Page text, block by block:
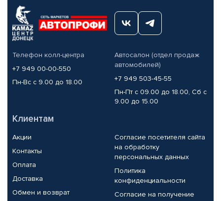
Телефон колл-центра
+7 949 00-00-550
Пн-Вс с 9.00 до 18.00
Автосалон (отдел продаж
автомобилей)
+7 949 503-45-55
Пн-Пт с 09.00 до 18.00, Сб с
9.00 до 15.00
Клиентам
Акции
Контакты
Оплата
Доставка
Обмен и возврат
Согласие посетителя сайта
на обработку
персональных данных
Политика
конфиденциальности
Согласие на получение